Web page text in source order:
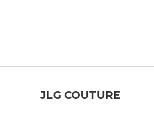
JLG COUTURE